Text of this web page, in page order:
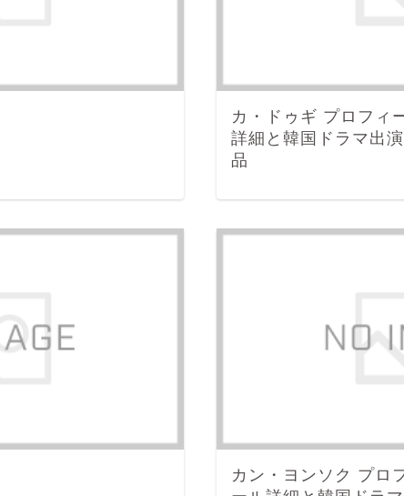
カ・ドゥギ プロフィ
詳細と韓国ドラマ出
品
カン・ヨンソク プロ